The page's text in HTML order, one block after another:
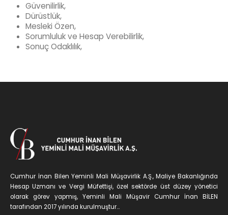
Güvenilirlik,
Dürüstlük,
Mesleki Özen,
Sorumluluk ve Hesap Verebilirlik,
Sonuç Odaklılık,
Cumhur İnan Bilen Yeminli Mali Müşavirlik A.Ş., Maliye Bakanlığında
Hesap Uzmanı ve Vergi Müfettişi, özel sektörde üst düzey yönetici
olarak görev yapmış, Yeminli Mali Müşavir Cumhur İnan BİLEN
tarafından 2017 yılında kurulmuştur...